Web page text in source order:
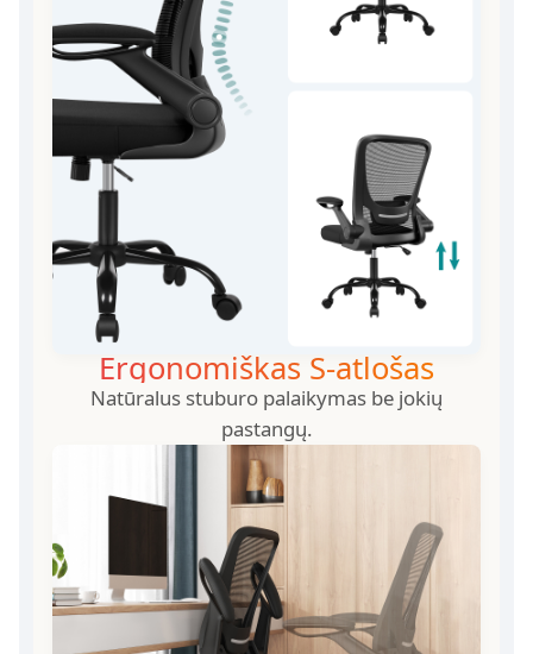
Ergonomiškas S-atlošas
Natūralus stuburo palaikymas be jokių
pastangų.